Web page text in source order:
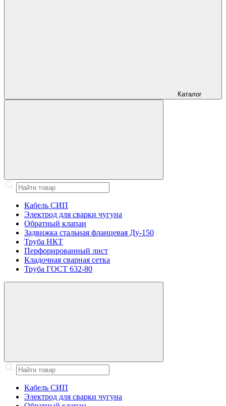
Каталог
Кабель СИП
Электрод для сварки чугуна
Обратный клапан
Задвижка стальная фланцевая Ду-150
Труба НКТ
Перфорированный лист
Кладочная сварная сетка
Труба ГОСТ 632-80
Кабель СИП
Электрод для сварки чугуна